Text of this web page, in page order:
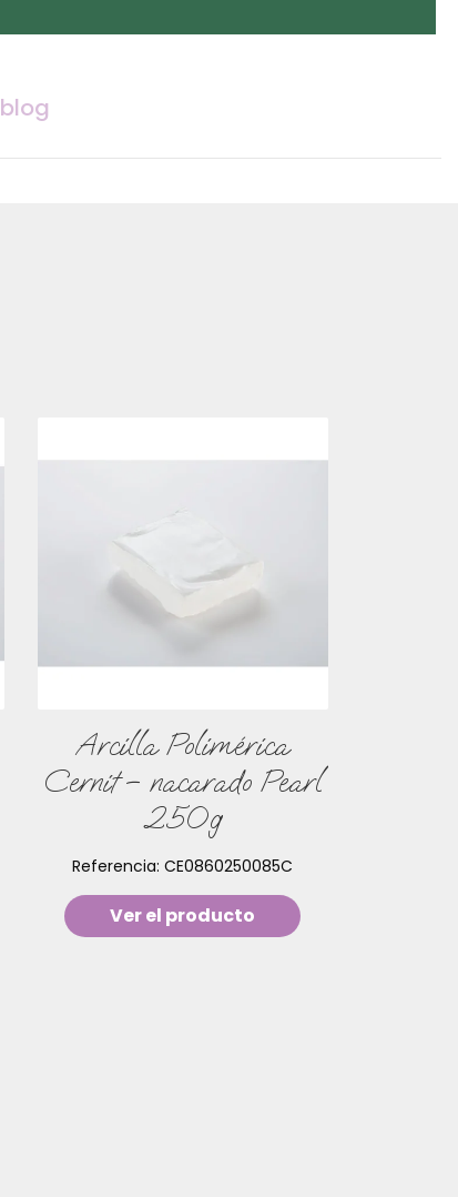
Arcilla Polimérica
Cernit – nacarado Pearl
250g
Referencia:CE0860250085C
Ver el producto